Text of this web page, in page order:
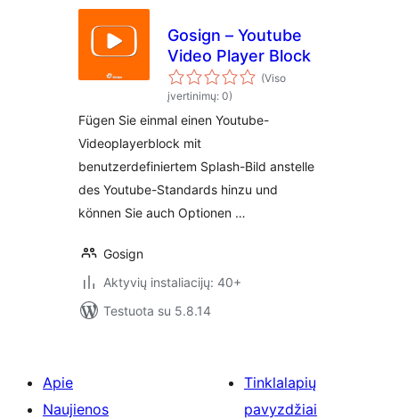
Gosign – Youtube
Video Player Block
(Viso
įvertinimų: 0)
Fügen Sie einmal einen Youtube-
Videoplayerblock mit
benutzerdefiniertem Splash-Bild anstelle
des Youtube-Standards hinzu und
können Sie auch Optionen …
Gosign
Aktyvių instaliacijų: 40+
Testuota su 5.8.14
Apie
Naujienos
Tinklalapių
pavyzdžiai